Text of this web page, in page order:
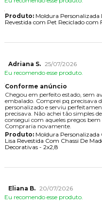
Produto:Moldura Personalizada
Revestida com Pet Reciclado com
Adriana S. 25/07/2026
Eu recomendo esse produto.
Conforme anúncio
Chegou em perfeito estado, sem
embalado. Comprei pq precisava
personalizado e serviu
precisava. Não achei tão simples
consegui com aqueles pregos bem
Compraria novamente.
Produto:Moldura Personalizada
Lisa Revestida Com Chassi De
Decorativas - 2x2,8
Eliana B. 20/07/2026
Eu recomendo esse produto.